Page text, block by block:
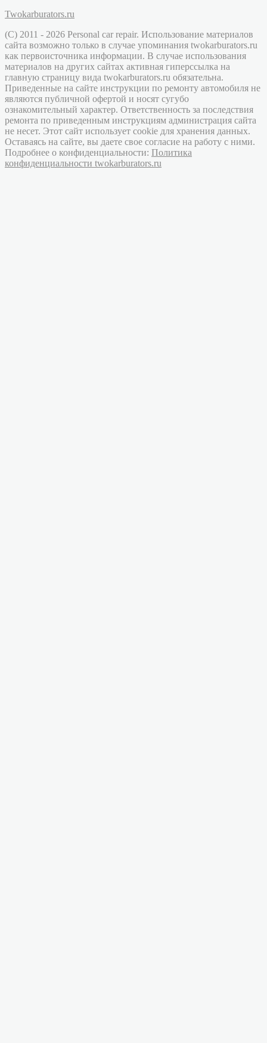
Twokarburators.ru
(C) 2011 - 2026 Personal car repair. Использование материалов
сайта возможно только в случае упоминания twokarburators.ru
как первоисточника информации. В случае использования
материалов на других сайтах активная гиперссылка на
главную страницу вида twokarburators.ru обязательна.
Приведенные на сайте инструкции по ремонту автомобиля не
являются публичной офертой и носят сугубо
ознакомительный характер. Ответственность за последствия
ремонта по приведенным инструкциям администрация сайта
не несет. Этот сайт использует cookie для хранения данных.
Оставаясь на сайте, вы даете свое согласие на работу с ними.
Подробнее о конфиденциальности: Политика
конфиденциальности twokarburators.ru